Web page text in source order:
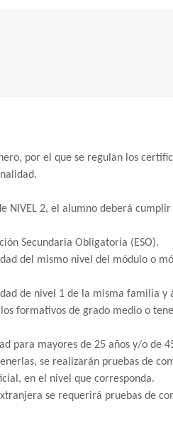
por el que se regulan los
NIVEL 2, el alumno deberá
Secundaria Obligatoria (ESO).
del mismo nivel del módulo o
de nivel 1 de la misma familia y
formativos de grado medio o
para mayores de 25 años y/o de
se realizarán pruebas de
en el nivel que corresponda.
se requerirá pruebas de